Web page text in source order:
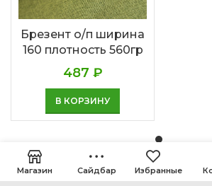
Брезент о/п ширина
160 плотность 560гр
487 ₽
В КОРЗИНУ
Магазин Сайдбар Избранные